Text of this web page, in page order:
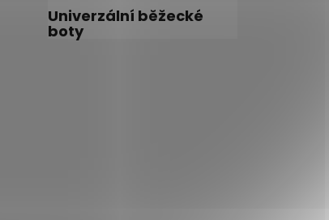
Univerzální běžecké
boty